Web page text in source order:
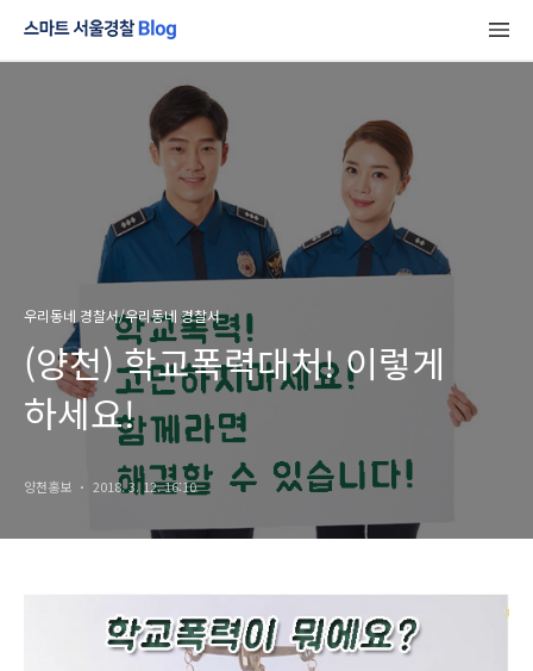
우리동네 경찰서/우리동네 경찰서
(양천) 학교폭력대처! 이렇게
하세요!
양천홍보 2018. 3. 12. 16:10